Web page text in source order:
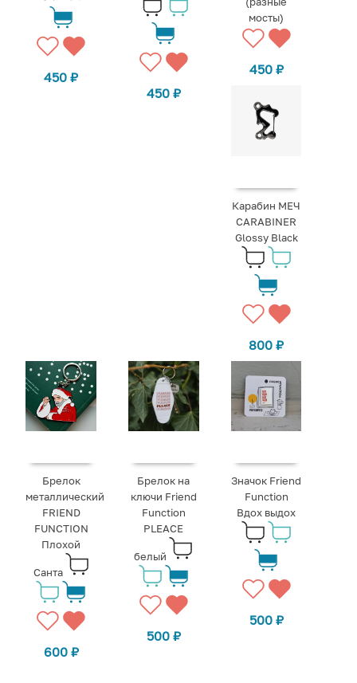
450₽
450 ₽
мосты)
450 ₽
Карабин МЕЧ
CARABINER
Glossy Black
800₽
Брелок
металлический
FRIEND
FUNCTION
Плохой
Санта
600 ₽
Брелок на
ключи Friend
Function
PLEACE
белый
500 ₽
Значок Friend
Function
Вдох выдох
500 ₽